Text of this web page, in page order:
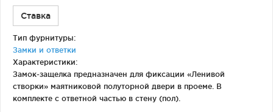
Ставка
Тип фурнитуры:
Замки и ответки
Характеристики:
Замок-защелка предназначен для фиксации «Ленивой
створки» маятниковой полуторной двери в проеме. В
комплекте с ответной частью в стену (пол).